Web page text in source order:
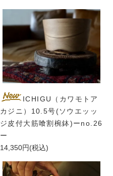
ICHIGU（カワモトア
カジニ）10.5号(ソウエッッ
ジ皮付大筋喰割椀鉢)ーno.26
ー
14,350円(税込)